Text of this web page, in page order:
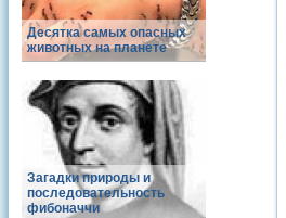
Десятка самых опасных
животных на планете
Загадки природы и
последовательность
фибоначчи